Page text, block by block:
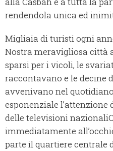
rendendola unica ed
Migliaia di turisti ogni
Nostra meravigliosa città
sparsi per i vicoli, le
raccontavano e le decine
avvenivano nel
esponenziale
delle televisioni
immediatamente
parte il quartiere centrale